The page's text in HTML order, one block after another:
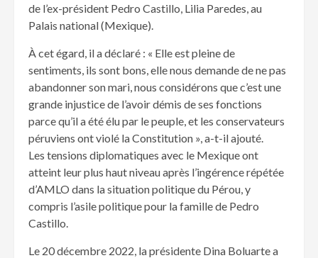
de l’ex-président Pedro Castillo, Lilia Paredes, au
Palais national (Mexique).
À cet égard, il a déclaré : « Elle est pleine de
sentiments, ils sont bons, elle nous demande de ne pas
abandonner son mari, nous considérons que c’est une
grande injustice de l’avoir démis de ses fonctions
parce qu’il a été élu par le peuple, et les conservateurs
péruviens ont violé la Constitution », a-t-il ajouté.
Les tensions diplomatiques avec le Mexique ont
atteint leur plus haut niveau après l’ingérence répétée
d’AMLO dans la situation politique du Pérou, y
compris l’asile politique pour la famille de Pedro
Castillo.
Le 20 décembre 2022, la présidente Dina Boluarte a